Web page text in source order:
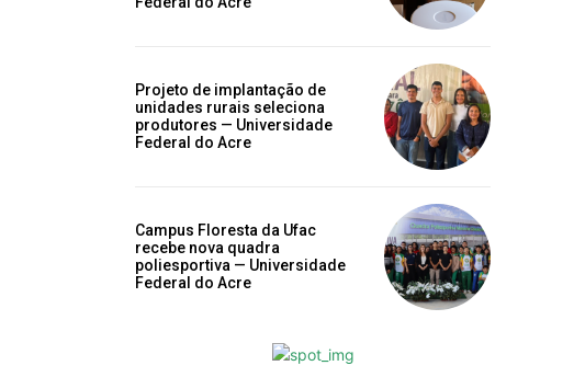
Projeto de implantação de
unidades rurais seleciona
produtores — Universidade
Federal do Acre
Campus Floresta da Ufac
recebe nova quadra
poliesportiva — Universidade
Federal do Acre